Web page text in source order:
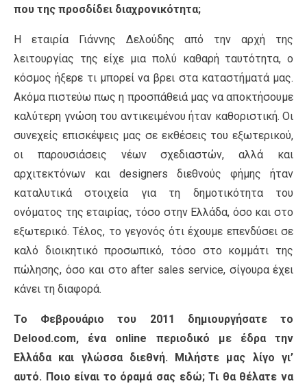
που της προσδίδει διαχρονικότητα;
Η εταιρία Γιάννης Δελούδης από την αρχή της
λειτουργίας της είχε μια πολύ καθαρή ταυτότητα, ο
κόσμος ήξερε τι μπορεί να βρει στα καταστήματά μας.
Ακόμα πιστεύω πως η προσπάθειά μας να αποκτήσουμε
καλύτερη γνώση του αντικειμένου ήταν καθοριστική. Οι
συνεχείς επισκέψεις μας σε εκθέσεις του εξωτερικού,
οι παρουσιάσεις νέων σχεδιαστών, αλλά και
αρχιτεκτόνων και designers διεθνούς φήμης ήταν
καταλυτικά στοιχεία για τη δημοτικότητα του
ονόματος της εταιρίας, τόσο στην Ελλάδα, όσο και στο
εξωτερικό. Τέλος, το γεγονός ότι έχουμε επενδύσει σε
καλό διοικητικό προσωπικό, τόσο στο κομμάτι της
πώλησης, όσο και στο after sales service, σίγουρα έχει
κάνει τη διαφορά.
Το Φεβρουάριο του 2011 δημιουργήσατε το
Delood.com, ένα online περιοδικό με έδρα την
Ελλάδα και γλώσσα διεθνή. Μιλήστε μας λίγο γι’
αυτό. Ποιο είναι το όραμά σας εδώ;Τι θα θέλατε να